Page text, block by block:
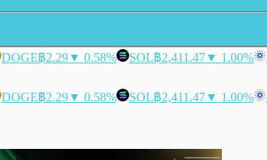
DOGE฿2.29▼ 0.58% SOL฿2,411.47▼ 1.00%
DOGE฿2.29▼ 0.58% SOL฿2,411.47▼ 1.00%